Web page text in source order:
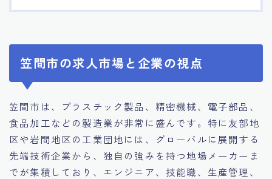
笠間市の求人市場と企業の視点
笠間市は、プラスチック製品、精密機械、電子部品、
食品加工などの製造業が非常に盛んです。特に友部地
区や岩間地区の工業団地には、グローバルに展開する
先端技術企業から、独自の強みを持つ地場メーカーま
でが集積しており、エンジニア、技能職、生産管理、